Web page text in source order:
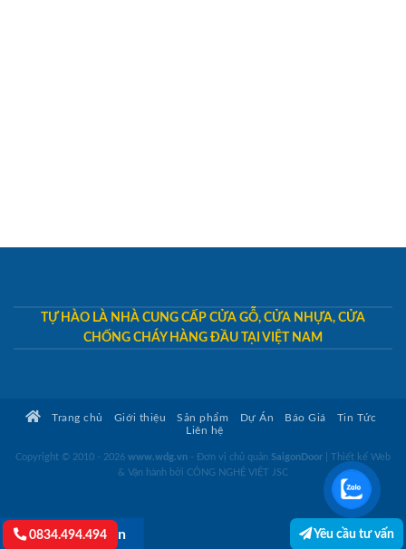
TỰ HÀO LÀ NHÀ CUNG CẤP CỬA GỖ, CỬA NHỰA, CỬA
CHỐNG CHÁY HÀNG ĐẦU TẠI VIỆT NAM
Trang chủ Giới thiệu Sản phẩm Dự Án Báo Giá
Tin Tức
Liên hệ
Copyright © 2010 - 2026 www.wdg.vn - Đơn vị chủ quản SaigonDoor
Thiết kế Web
& Vận hành bởi CÔNG NGHỆ VIỆT JSC
Lightbox button
0834.494.494 Yêu cầu tư vấn